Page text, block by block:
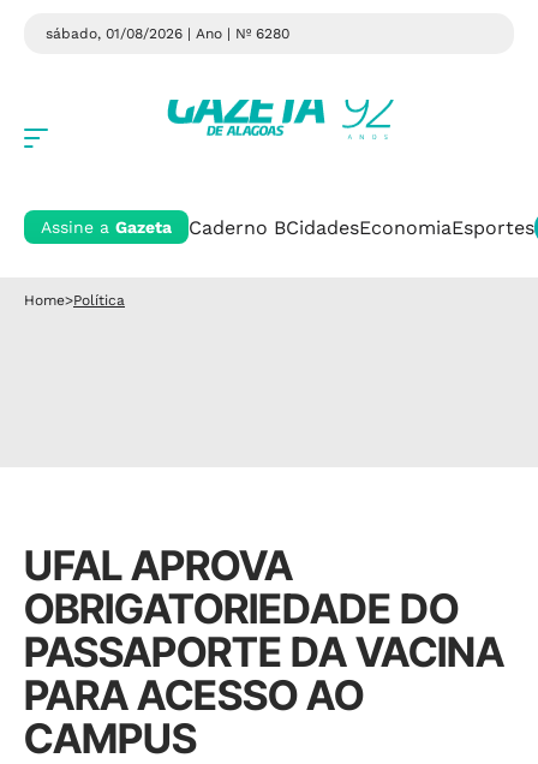
sábado, 01/08/2026 | Ano | Nº 6280
Assine a Gazeta Caderno BCidadesEconomiaEsportes
Home>Política
UFAL APROVA
OBRIGATORIEDADE DO
PASSAPORTE DA VACINA
PARA ACESSO AO
CAMPUS